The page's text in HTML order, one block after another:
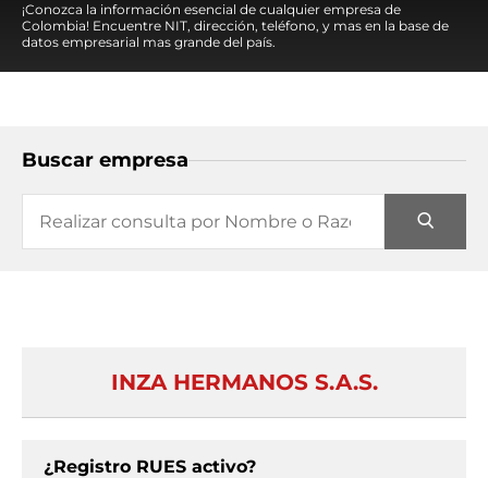
¡Conozca la información esencial de cualquier empresa de
Colombia! Encuentre NIT, dirección, teléfono, y mas en la base de
datos empresarial mas grande del país.
Buscar empresa
INZA HERMANOS S.A.S.
¿Registro RUES activo?